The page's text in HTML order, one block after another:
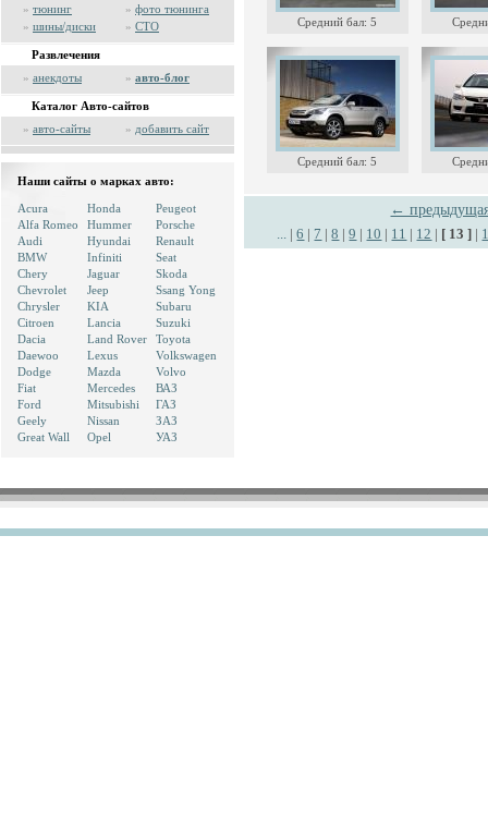
» тюнинг » фото тюнинга
» шины/диски » СТО
Развлечения
» анекдоты » авто-блог
Каталог Авто-сайтов
» авто-сайты » добавить сайт
Наши сайты о марках авто:
Acura
Alfa Romeo
Audi
BMW
Chery
Chevrolet
Chrysler
Citroen
Dacia
Daewoo
Dodge
Fiat
Ford
Geely
Great Wall
Honda
Hummer
Hyundai
Infiniti
Jaguar
Jeep
KIA
Lancia
Land Rover
Lexus
Mazda
Mercedes
Mitsubishi
Nissan
Opel
Peugeot
Porsche
Renault
Seat
Skoda
Ssang Yong
Subaru
Suzuki
Toyota
Volkswagen
Volvo
ВАЗ
ГАЗ
ЗАЗ
УАЗ
Средний бал: 5
Средний бал: 5
←
... |6 | 7 |8 |9 | 10 | 11 | 12 | [ 13 ] |